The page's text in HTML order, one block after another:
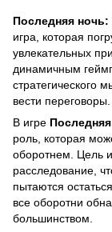
Последняя
игра, которая
увлекательных
динамичным
стратегического
вести переговоры.
В игре
роль, которая
оборотнем. Цель
расследование,
пытаются
все оборотни
большинством.